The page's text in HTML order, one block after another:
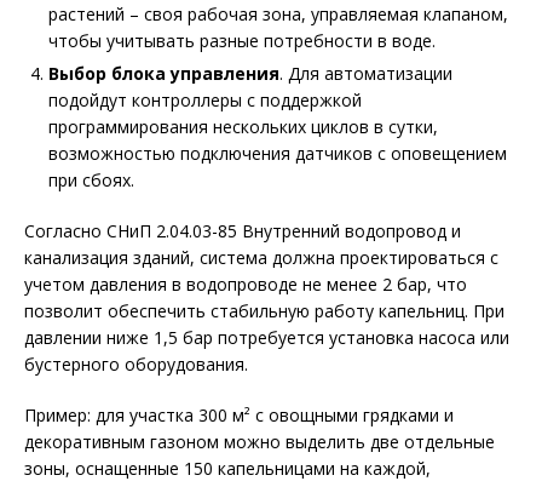
растений – своя рабочая зона, управляемая клапаном,
чтобы учитывать разные потребности в воде.
Выбор блока управления. Для автоматизации
подойдут контроллеры с поддержкой
программирования нескольких циклов в сутки,
возможностью подключения датчиков с оповещением
при сбоях.
Согласно СНиП 2.04.03-85 Внутренний водопровод и
канализация зданий, система должна проектироваться с
учетом давления в водопроводе не менее 2 бар, что
позволит обеспечить стабильную работу капельниц. При
давлении ниже 1,5 бар потребуется установка насоса или
бустерного оборудования.
Пример: для участка 300 м² с овощными грядками и
декоративным газоном можно выделить две отдельные
зоны, оснащенные 150 капельницами на каждой,